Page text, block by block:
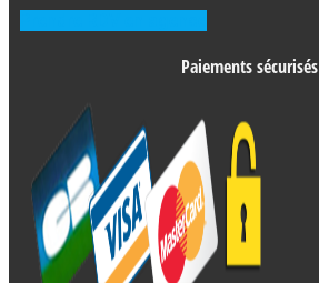
Paiements sécurisés